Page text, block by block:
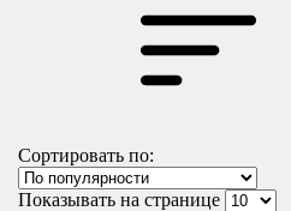
Сортировать по:
Показывать на странице